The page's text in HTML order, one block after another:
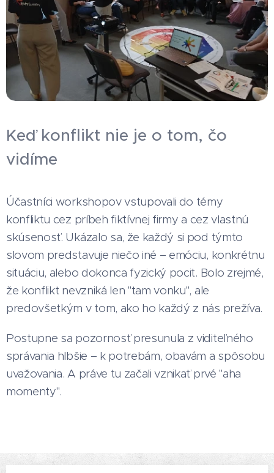
Keď konflikt nie je o tom, čo
vidíme
Účastníci workshopov vstupovali do témy
konfliktu cez príbeh fiktívnej firmy a cez vlastnú
skúsenosť. Ukázalo sa, že každý si pod týmto
slovom predstavuje niečo iné – emóciu, konkrétnu
situáciu, alebo dokonca fyzický pocit. Bolo zrejmé,
že konflikt nevzniká len "tam vonku", ale
predovšetkým v tom, ako ho každý z nás prežíva.
Postupne sa pozornosť presunula z viditeľného
správania hlbšie – k potrebám, obavám a spôsobu
uvažovania. A práve tu začali vznikať prvé "aha
momenty".